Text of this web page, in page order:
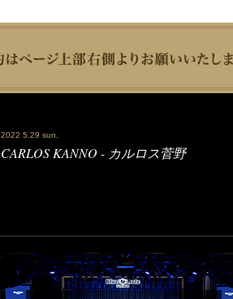
2022 5.29 sun.
CARLOS KANNO - カルロス菅野